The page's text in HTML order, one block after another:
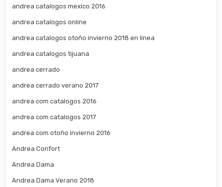
andrea catalogos mexico 2016
andrea catalogos online
andrea catalogos otoño invierno 2018 en linea
andrea catalogos tijuana
andrea cerrado
andrea cerrado verano 2017
andrea com catalogos 2016
andrea com catalogos 2017
andrea com otoño invierno 2016
Andrea Confort
Andrea Dama
Andrea Dama Verano 2018